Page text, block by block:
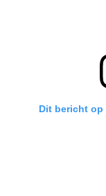
Dit bericht op